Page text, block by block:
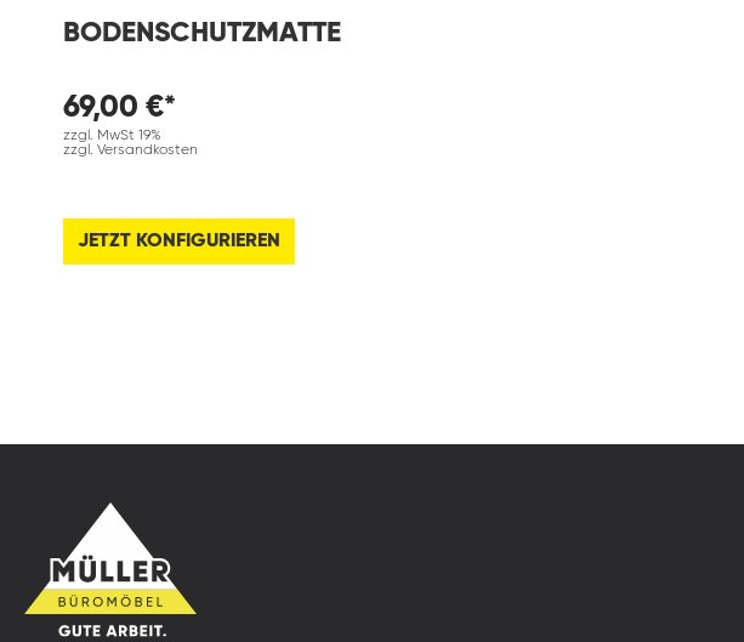
BODENSCHUTZMATTE
69,00 €*
zzgl. MwSt 19%
zzgl. Versandkosten
JETZT KONFIGURIEREN